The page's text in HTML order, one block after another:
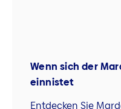
Wenn sich der
einnistet
Entdecken Sie